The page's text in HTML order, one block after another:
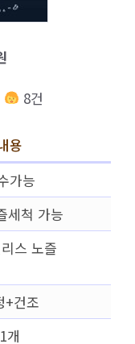
8건
용
가능
세척 가능
스 노즐
+건조
1개